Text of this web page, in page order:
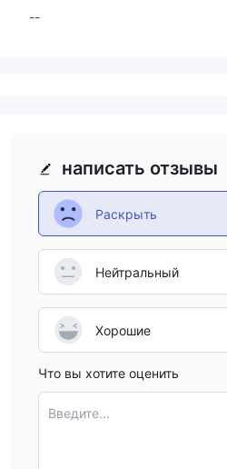
--
написать отзывы
Раскрыть
Нейтральный
Хорошие
Что вы хотите оценить
Введите...